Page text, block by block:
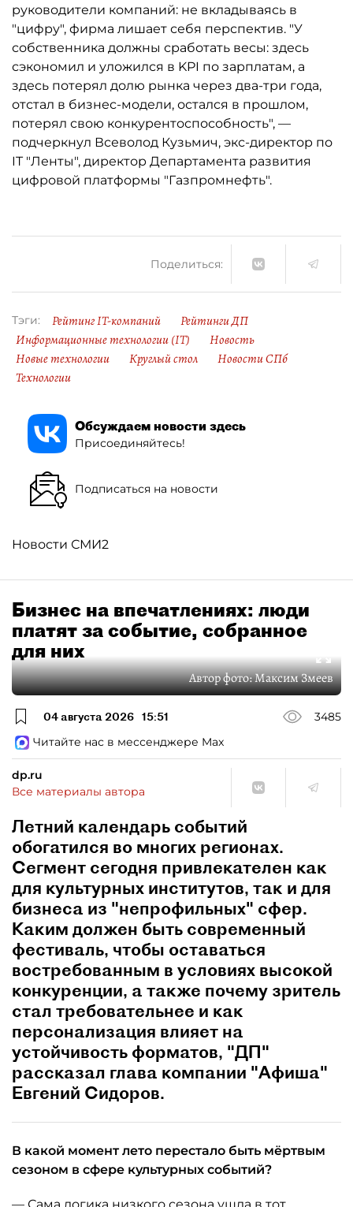
руководители компаний: не вкладываясь в
"цифру", фирма лишает себя перспектив. "У
собственника должны сработать весы: здесь
сэкономил и уложился в KPI по зарплатам, а
здесь потерял долю рынка через два-три года,
отстал в бизнес-модели, остался в прошлом,
потерял свою конкурентоспособность", —
подчеркнул Всеволод Кузьмич, экс-директор по
IT "Ленты", директор Департамента развития
цифровой платформы "Газпромнефть".
Поделиться:
Тэги: Рейтинг IT-компаний
Рейтинги ДП
Информационные технологии (IT)
Новость
Новые технологии
Круглый стол
Новости СПб
Технологии
Обсуждаем новости здесь
Присоединяйтесь!
Подписаться на новости
Новости СМИ2
Бизнес на впечатлениях: люди
платят за событие, собранное
для них
Автор фото:Максим Змеев
04 августа 2026 15:51
3485
Читайте нас в мессенджере Max
dp.ru
Все материалы автора
Летний календарь событий
обогатился во многих регионах.
Сегмент сегодня привлекателен как
для культурных институтов, так и для
бизнеса из "непрофильных" сфер.
Каким должен быть современный
фестиваль, чтобы оставаться
востребованным в условиях высокой
конкуренции, а также почему зритель
стал требовательнее и как
персонализация влияет на
устойчивость форматов, "ДП"
рассказал глава компании "Афиша"
Евгений Сидоров.
В какой момент лето перестало быть мёртвым
сезоном в сфере культурных событий?